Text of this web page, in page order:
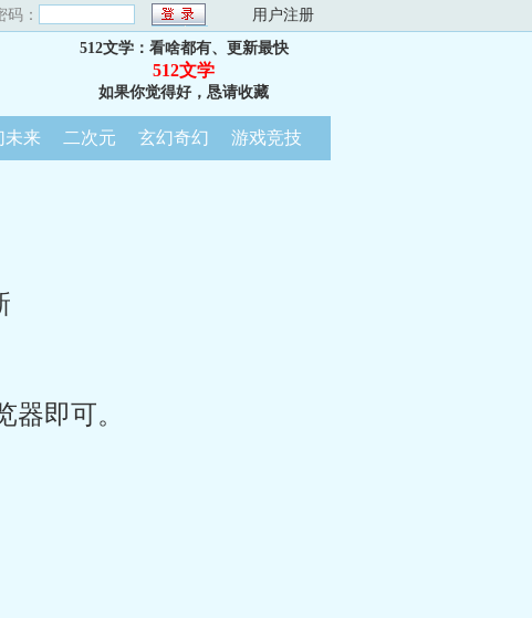
码： 用户注册
512文学：看啥都有、更新最快
512文学
如果你觉得好，恳请收藏
未来 二次元 玄幻奇幻 游戏竞技
即可。